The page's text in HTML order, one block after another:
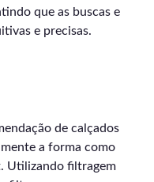
que as buscas e
e precisas.
de calçados
a forma como
Utilizando filtragem